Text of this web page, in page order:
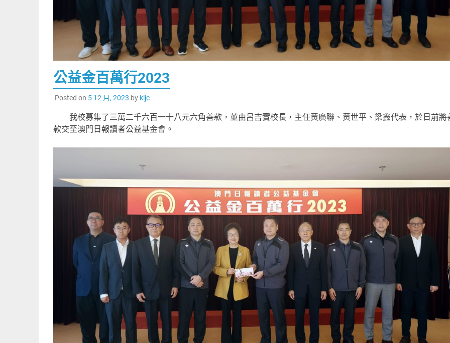
公益金百萬行2023
Posted on 5 12 月, 2023 by kljc
我校募集了三萬二千六百一十八元六角善款，並由呂吉實校長，主任黃廣聯、黃世平、梁鑫代表，於日前將
款交至澳門日報讀者公益基金會。